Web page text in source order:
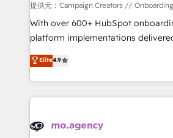
guided implementation and
the CRM platform into your digital
you like support in deploying your
to your needs and sales objectives.
certifications, we are part of the
services are offered in both English
提供元：Campaign Creators //
With over 600+ HubSpot
platform implementations
Elite Solutions Partner for
migrate, replatform, and scale
in high-impact CRM and CMS
onboarding from platforms like
WordPress and legacy CRMs,
Elite4.9